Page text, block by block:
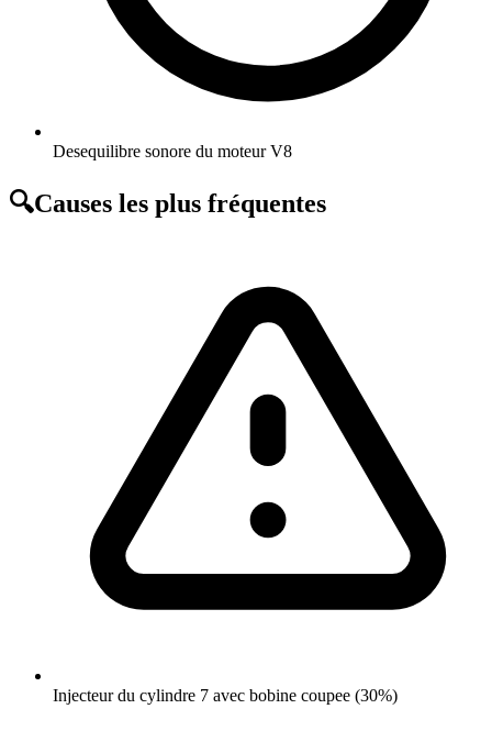
Desequilibre sonore du moteur V8
🔍Causes les plus fréquentes
Injecteur du cylindre 7 avec bobine coupee (30%)